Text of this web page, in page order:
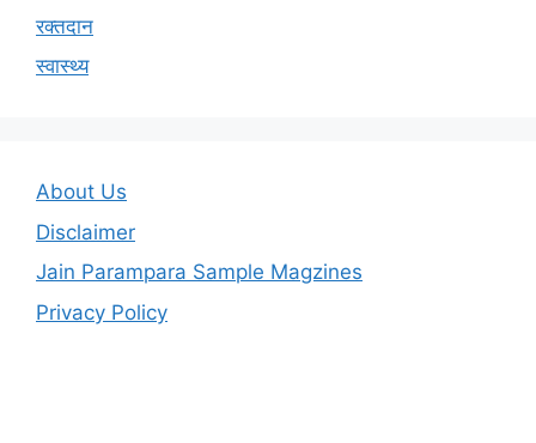
रक्तदान
स्वास्थ्य
About Us
Disclaimer
Jain Parampara Sample Magzines
Privacy Policy